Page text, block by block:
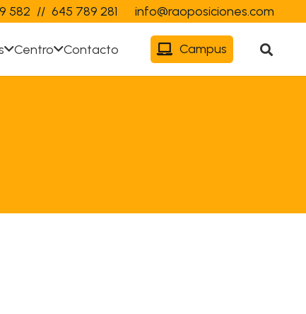
582 // 645 789 281 info@raoposiciones.com
Centro Contacto Campus